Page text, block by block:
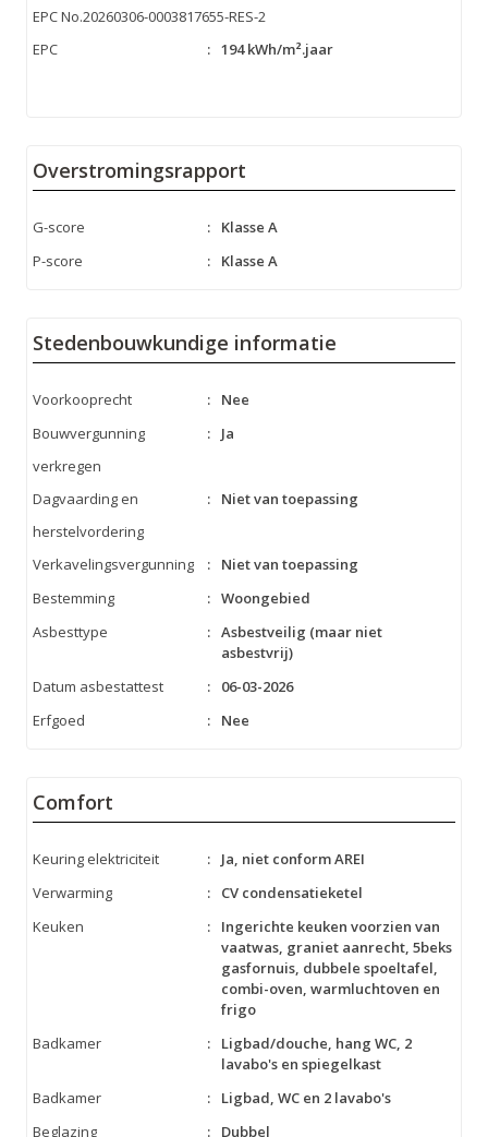
EPC No.20260306-0003817655-RES-2
EPC
: 194 kWh/m².jaar
Overstromingsrapport
G-score :
Klasse A
P-score
: Klasse A
Stedenbouwkundige informatie
Voorkooprecht :
Nee
Bouwvergunning
verkregen
: Ja
Dagvaarding en
herstelvordering
: Niet van toepassing
Verkavelingsvergunning :
Niet van toepassing
Bestemming
: Woongebied
Asbesttype
: Asbestveilig (maar niet
asbestvrij)
Datum asbestattest
:
06-03-2026
Erfgoed
: Nee
Comfort
Keuring elektriciteit :
Ja, niet conform AREI
Verwarming
:
CV condensatieketel
Keuken
:
Ingerichte keuken voorzien van
vaatwas, graniet aanrecht, 5beks
gasfornuis, dubbele spoeltafel,
combi-oven, warmluchtoven en
frigo
Badkamer
:
Ligbad/douche, hang WC, 2
lavabo's en spiegelkast
Badkamer
:
Ligbad, WC en 2 lavabo's
Beglazing
: Dubbel